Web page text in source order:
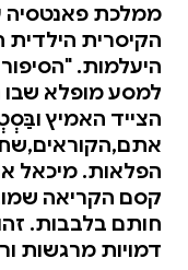
ממלכת פאנטסיה
הקיסרית הילדית
היעלמות.
למסע מופלא שבו
הצייד האמיץ
הפלאות. מיכאל
קסם הקריאה
חותם בלבבות.
דמויות מרגשות